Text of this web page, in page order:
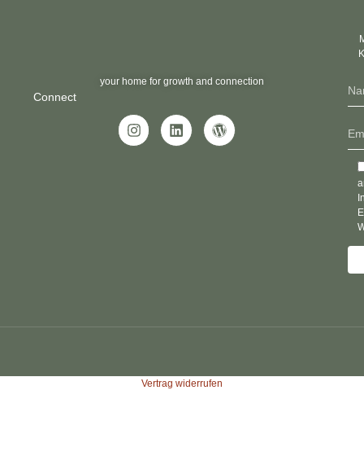
your home for growth and connection
Connect
Vertrag widerrufen